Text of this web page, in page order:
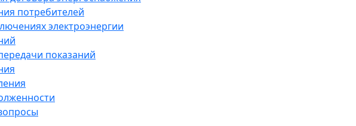
потребителей
электроэнергии
показаний